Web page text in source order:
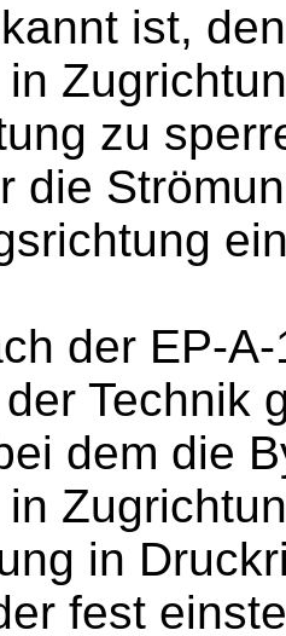
ist,
zu
die
der EP-
Technik
dem die
in
fest